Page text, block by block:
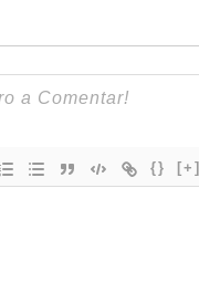
{} [+]